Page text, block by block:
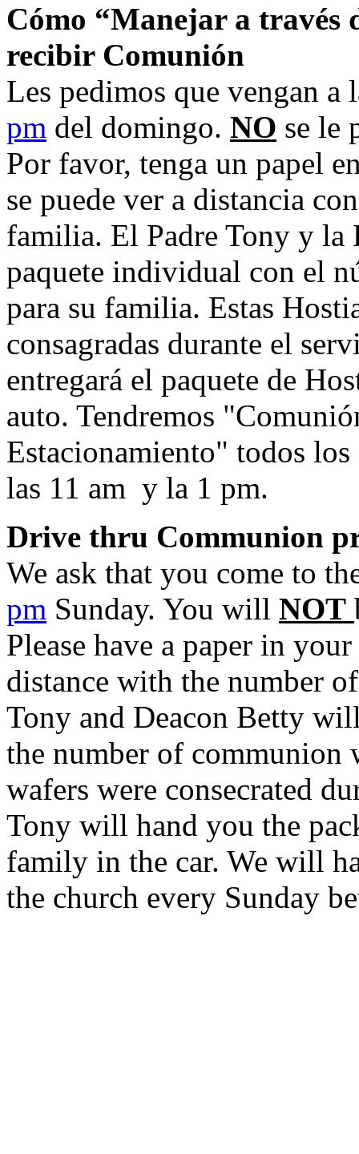
Cómo “Manejar a través
recibir Comunión
Les pedimos que vengan
pm del domingo. NO se le
Por favor, tenga un papel
se puede ver a distancia
familia. El Padre Tony y la
paquete individual con el
para su familia. Estas
consagradas durante el
entregará el paquete de
auto. Tendremos
Estacionamiento" todos
las 11 am y la 1 pm.
Drive thru Communion
We ask that you come to
pm Sunday. You will NOT
Please have a paper in
distance with the number
Tony and Deacon Betty
the number of communion
wafers were consecrated
Tony will hand you the
family in the car. We will
the church every Sunday